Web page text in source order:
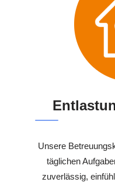
Unsere
täglichen
zuverlässig,